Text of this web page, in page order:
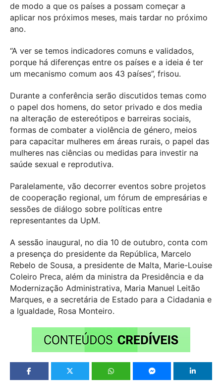
de modo a que os países a possam começar a
aplicar nos próximos meses, mais tardar no próximo
ano.
“A ver se temos indicadores comuns e validados,
porque há diferenças entre os países e a ideia é ter
um mecanismo comum aos 43 países”, frisou.
Durante a conferência serão discutidos temas como
o papel dos homens, do setor privado e dos media
na alteração de estereótipos e barreiras sociais,
formas de combater a violência de género, meios
para capacitar mulheres em áreas rurais, o papel das
mulheres nas ciências ou medidas para investir na
saúde sexual e reprodutiva.
Paralelamente, vão decorrer eventos sobre projetos
de cooperação regional, um fórum de empresárias e
sessões de diálogo sobre políticas entre
representantes da UpM.
A sessão inaugural, no dia 10 de outubro, conta com
a presença do presidente da República, Marcelo
Rebelo de Sousa, a presidente de Malta, Marie-Louise
Coleiro Preca, além da ministra da Presidência e da
Modernização Administrativa, Maria Manuel Leitão
Marques, e a secretária de Estado para a Cidadania e
a Igualdade, Rosa Monteiro.